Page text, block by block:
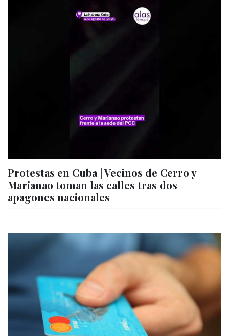
Protestas en Cuba | Vecinos de Cerro y
Marianao toman las calles tras dos
apagones nacionales